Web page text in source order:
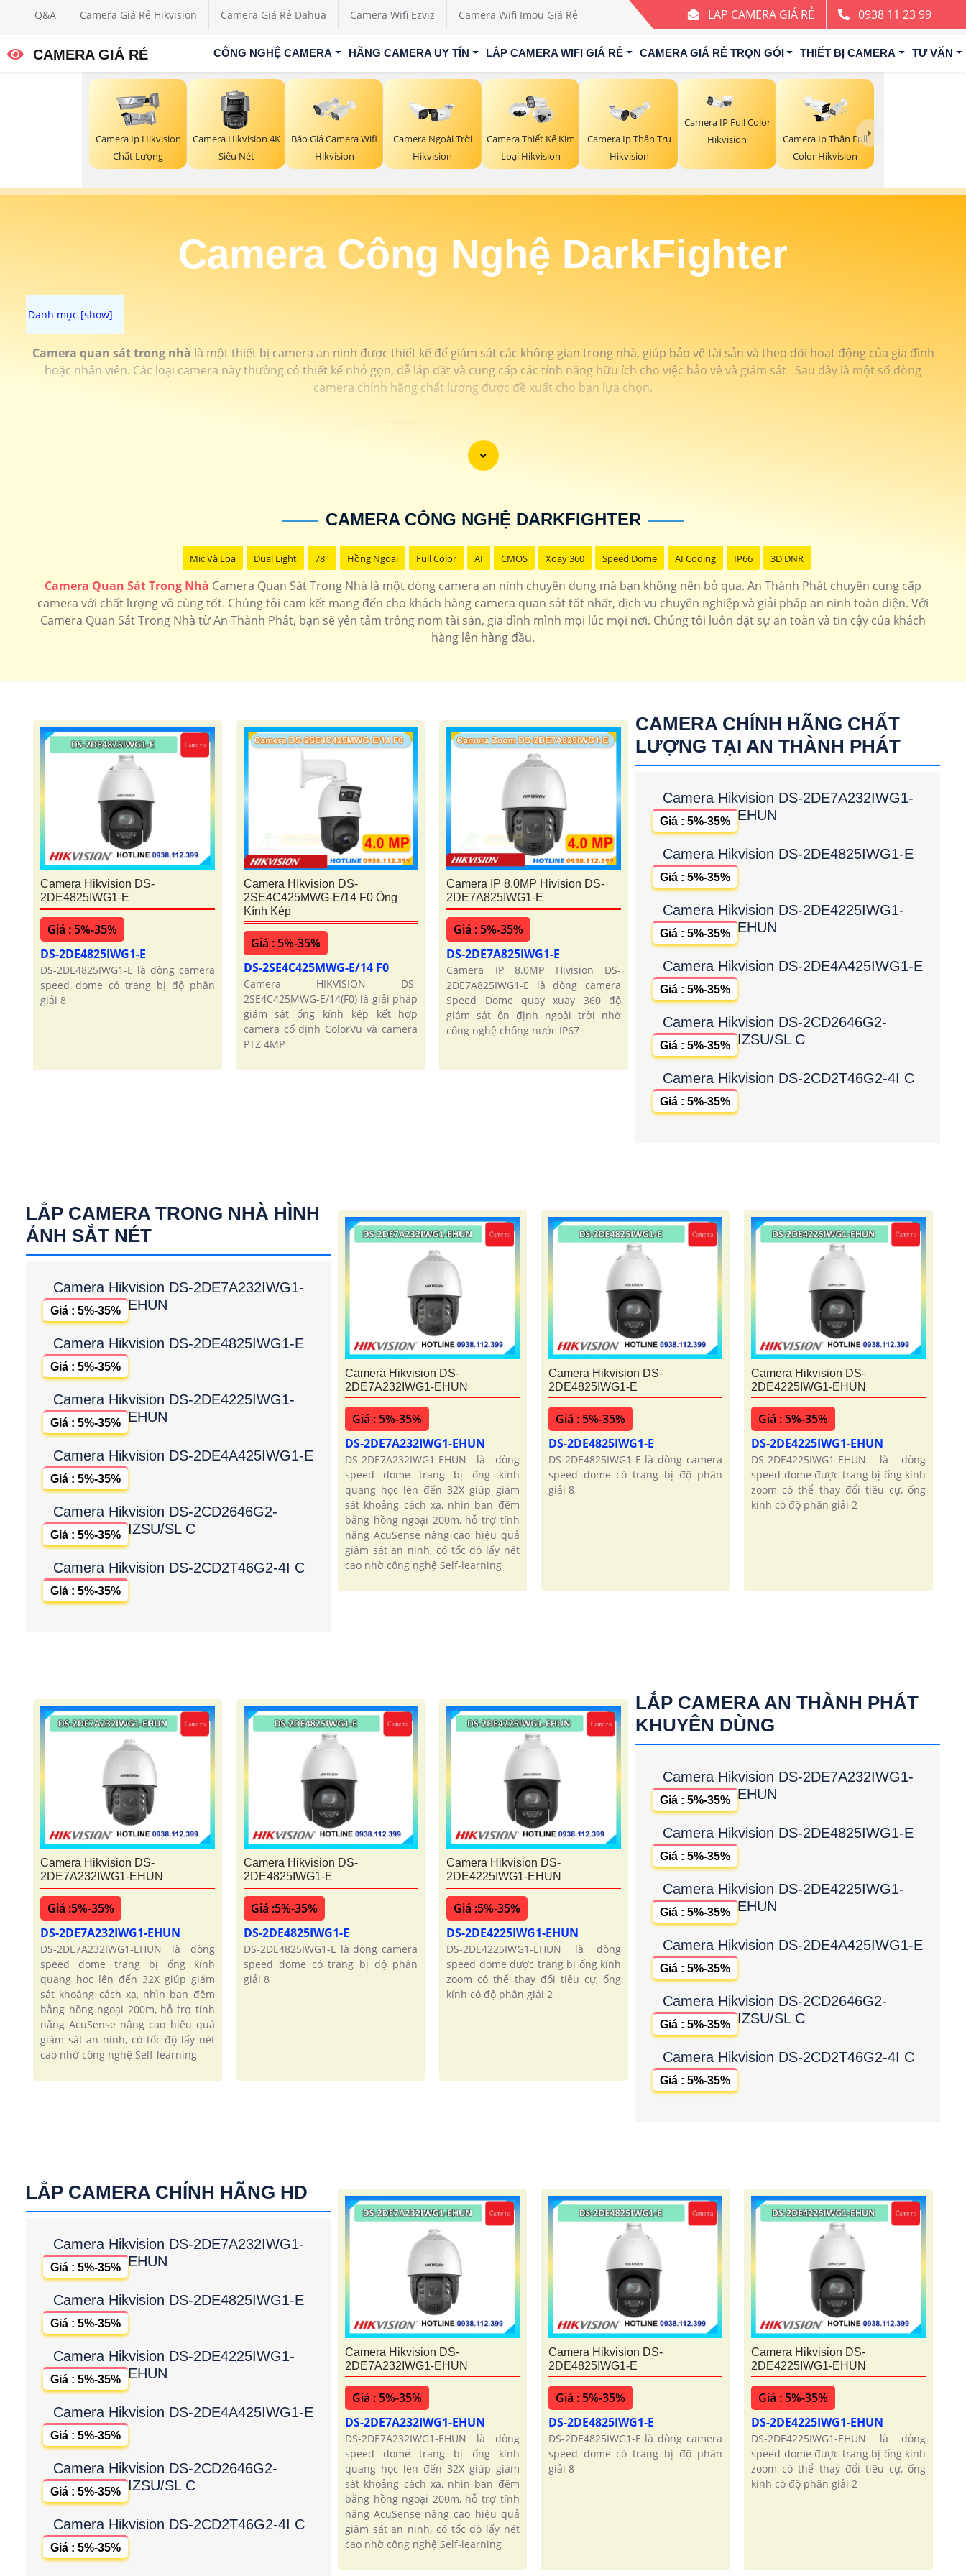
Q&A Camera Giá Rẻ Hikvision Camera Giá Rẻ Dahua Camera Wifi Ezviz Camera Wifi Imou Giá Rẻ LAP CAMERA GIÁ RẺ 0938 11 23 99
CAMERA GIÁ RẺ CÔNG NGHỆ CAMERA HÃNG CAMERA UY TÍN LẮP CAMERA WIFI GIÁ RẺ CAMERA GIÁ RẺ TRỌN GÓI THIẾT BỊ CAMERA TƯ VẤN
Camera Ip Hikvision
Chất Lượng
Camera Hikvision 4K
Siêu Nét
Báo Giá Camera Wifi
Hikvision
Camera Ngoài Trời
Hikvision
Camera Thiết Kế Kim
Loại Hikvision
Camera Ip Thân Trụ
Hikvision
Camera IP Full Color
Hikvision
Camera Ip Thân Full
Color Hikvision
Camera Công Nghệ DarkFighter
Camera quan sát trong nhà là một thiết bị camera an ninh được thiết kế để giám sát các không gian trong nhà, giúp bảo vệ tài sản và theo dõi hoạt động của gia đình
hoặc nhân viên. Các loại camera này thường có thiết kế nhỏ gọn, dễ lắp đặt và cung cấp các tính năng hữu ích cho việc bảo vệ và giám sát. Sau đây là một số dòng
camera chính hãng chất lượng được đề xuất cho bạn lựa chọn.
'
CAMERA CÔNG NGHỆ DARKFIGHTER
Mic Và Loa Dual Light 78° Hồng Ngoại Full Color AI CMOS Xoay 360 Speed Dome AI Coding IP66 3D DNR
Camera Quan Sát Trong Nhà Camera Quan Sát Trong Nhà là một dòng camera an ninh chuyên dụng mà bạn không nên bỏ qua. An Thành Phát chuyên cung cấp
camera với chất lượng vô cùng tốt. Chúng tôi cam kết mang đến cho khách hàng camera quan sát tốt nhất, dịch vụ chuyên nghiệp và giải pháp an ninh toàn diện. Với
Camera Quan Sát Trong Nhà từ An Thành Phát, bạn sẽ yên tâm trông nom tài sản, gia đình mình mọi lúc mọi nơi. Chúng tôi luôn đặt sự an toàn và tin cậy của khách
hàng lên hàng đầu.
Camera Hikvision DS-
2DE4825IWG1-E
Giá : 5%-35%
DS-2DE4825IWG1-E
DS-2DE4825IWG1-E là dòng camera
speed dome có trang bị độ phân
giải 8
Camera HIkvision DS-
2SE4C425MWG-E/14 F0 Ống
Kính Kép
Giá : 5%-35%
DS-2SE4C425MWG-E/14 F0
Camera HIKVISION DS-
2SE4C425MWG-E/14(F0) là giải pháp
giám sát ống kính kép kết hợp
camera cố định ColorVu và camera
PTZ 4MP
Camera IP 8.0MP Hivision DS-
2DE7A825IWG1-E
Giá : 5%-35%
DS-2DE7A825IWG1-E
Camera IP 8.0MP Hivision DS-
2DE7A825IWG1-E là dòng camera
Speed Dome quay xuay 360 độ
giám sát ổn định ngoài trời nhờ
công nghệ chống nước IP67
CAMERA CHÍNH HÃNG CHẤT
LƯỢNG TẠI AN THÀNH PHÁT
Camera Hikvision DS-2DE7A232IWG1-
EHUN
Giá : 5%-35%
Camera Hikvision DS-2DE4825IWG1-E
Giá : 5%-35%
Camera Hikvision DS-2DE4225IWG1-
EHUN
Giá : 5%-35%
Camera Hikvision DS-2DE4A425IWG1-E
Giá : 5%-35%
Camera Hikvision DS-2CD2646G2-
IZSU/SL C
Giá : 5%-35%
Camera Hikvision DS-2CD2T46G2-4I C
Giá : 5%-35%
LẮP CAMERA TRONG NHÀ HÌNH
ẢNH SẮT NÉT
Camera Hikvision DS-2DE7A232IWG1-
EHUN
Giá : 5%-35%
Camera Hikvision DS-2DE4825IWG1-E
Giá : 5%-35%
Camera Hikvision DS-2DE4225IWG1-
EHUN
Giá : 5%-35%
Camera Hikvision DS-2DE4A425IWG1-E
Giá : 5%-35%
Camera Hikvision DS-2CD2646G2-
IZSU/SL C
Giá : 5%-35%
Camera Hikvision DS-2CD2T46G2-4I C
Giá : 5%-35%
Camera Hikvision DS-
2DE7A232IWG1-EHUN
Giá : 5%-35%
DS-2DE7A232IWG1-EHUN
DS-2DE7A232IWG1-EHUN là dòng
speed dome trang bị ống kính
quang học lên đến 32X giúp giám
sát khoảng cách xa, nhìn ban đêm
bằng hồng ngoại 200m, hỗ trợ tính
năng AcuSense nâng cao hiệu quả
giám sát an ninh, có tốc độ lấy nét
cao nhờ công nghệ Self-learning
Camera Hikvision DS-
2DE4825IWG1-E
Giá : 5%-35%
DS-2DE4825IWG1-E
DS-2DE4825IWG1-E là dòng camera
speed dome có trang bị độ phân
giải 8
Camera Hikvision DS-
2DE4225IWG1-EHUN
Giá : 5%-35%
DS-2DE4225IWG1-EHUN
DS-2DE4225IWG1-EHUN là dòng
speed dome được trang bị ống kính
zoom có thể thay đổi tiêu cự, ống
kính có độ phân giải 2
Camera Hikvision DS-
2DE7A232IWG1-EHUN
Giá :5%-35%
DS-2DE7A232IWG1-EHUN
DS-2DE7A232IWG1-EHUN là dòng
speed dome trang bị ống kính
quang học lên đến 32X giúp giám
sát khoảng cách xa, nhìn ban đêm
bằng hồng ngoại 200m, hỗ trợ tính
năng AcuSense nâng cao hiệu quả
giám sát an ninh, có tốc độ lấy nét
cao nhờ công nghệ Self-learning
Camera Hikvision DS-
2DE4825IWG1-E
Giá :5%-35%
DS-2DE4825IWG1-E
DS-2DE4825IWG1-E là dòng camera
speed dome có trang bị độ phân
giải 8
Camera Hikvision DS-
2DE4225IWG1-EHUN
Giá :5%-35%
DS-2DE4225IWG1-EHUN
DS-2DE4225IWG1-EHUN là dòng
speed dome được trang bị ống kính
zoom có thể thay đổi tiêu cự, ống
kính có độ phân giải 2
LẮP CAMERA AN THÀNH PHÁT
KHUYÊN DÙNG
Camera Hikvision DS-2DE7A232IWG1-
EHUN
Giá : 5%-35%
Camera Hikvision DS-2DE4825IWG1-E
Giá : 5%-35%
Camera Hikvision DS-2DE4225IWG1-
EHUN
Giá : 5%-35%
Camera Hikvision DS-2DE4A425IWG1-E
Giá : 5%-35%
Camera Hikvision DS-2CD2646G2-
IZSU/SL C
Giá : 5%-35%
Camera Hikvision DS-2CD2T46G2-4I C
Giá : 5%-35%
LẮP CAMERA CHÍNH HÃNG HD
Camera Hikvision DS-2DE7A232IWG1-
EHUN
Giá : 5%-35%
Camera Hikvision DS-2DE4825IWG1-E
Giá : 5%-35%
Camera Hikvision DS-2DE4225IWG1-
EHUN
Giá : 5%-35%
Camera Hikvision DS-2DE4A425IWG1-E
Giá : 5%-35%
Camera Hikvision DS-2CD2646G2-
IZSU/SL C
Giá : 5%-35%
Camera Hikvision DS-2CD2T46G2-4I C
Giá : 5%-35%
Camera Hikvision DS-
2DE7A232IWG1-EHUN
Giá : 5%-35%
DS-2DE7A232IWG1-EHUN
DS-2DE7A232IWG1-EHUN là dòng
speed dome trang bị ống kính
quang học lên đến 32X giúp giám
sát khoảng cách xa, nhìn ban đêm
bằng hồng ngoại 200m, hỗ trợ tính
năng AcuSense nâng cao hiệu quả
giám sát an ninh, có tốc độ lấy nét
cao nhờ công nghệ Self-learning
Camera Hikvision DS-
2DE4825IWG1-E
Giá : 5%-35%
DS-2DE4825IWG1-E
DS-2DE4825IWG1-E là dòng camera
speed dome có trang bị độ phân
giải 8
Camera Hikvision DS-
2DE4225IWG1-EHUN
Giá : 5%-35%
DS-2DE4225IWG1-EHUN
DS-2DE4225IWG1-EHUN là dòng
speed dome được trang bị ống kính
zoom có thể thay đổi tiêu cự, ống
kính có độ phân giải 2